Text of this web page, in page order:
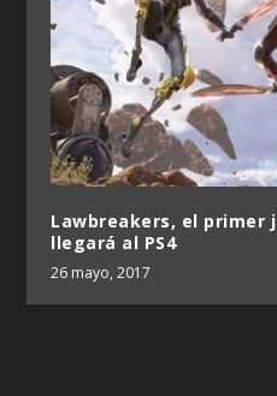
Lawbreakers, el primer
llegará al PS4
26 mayo, 2017